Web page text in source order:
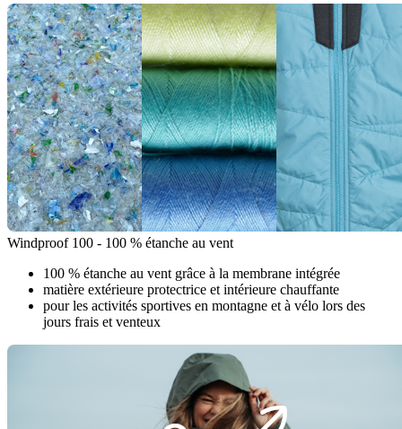
Windproof 100 - 100 % étanche au vent
100 % étanche au vent grâce à la membrane intégrée
matière extérieure protectrice et intérieure chauffante
pour les activités sportives en montagne et à vélo lors des
jours frais et venteux